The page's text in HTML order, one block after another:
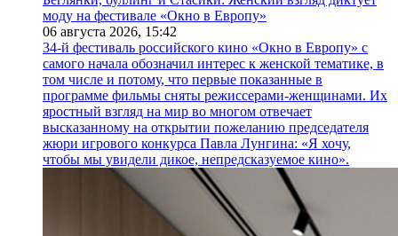
моду на фестивале «Окно в Европу»
06 августа 2026, 15:42
34-й фестиваль российского кино «Окно в Европу» с
самого начала обозначил интерес к женской тематике, в
том числе и потому, что первые показанные в
программе фильмы сняты режиссерами-женщинами. Их
яростный взгляд на мир во многом отвечает
высказанному на открытии пожеланию председателя
жюри игрового конкурса Павла Лунгина: «Я хочу,
чтобы мы увидели дикое, непредсказуемое кино».